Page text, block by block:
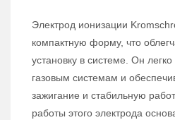
Электрод ионизации
компактную форму, что
установку в системе. Он
газовым системам и
зажигание и стабильную
работы этого электрода